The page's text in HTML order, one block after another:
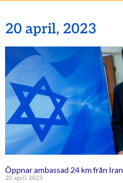
20 april, 2023
Öppnar ambassad 24 km från Iran
20 april 2023